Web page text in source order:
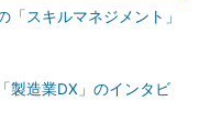
スキルマネジメント」
製造業DX」のインタビ